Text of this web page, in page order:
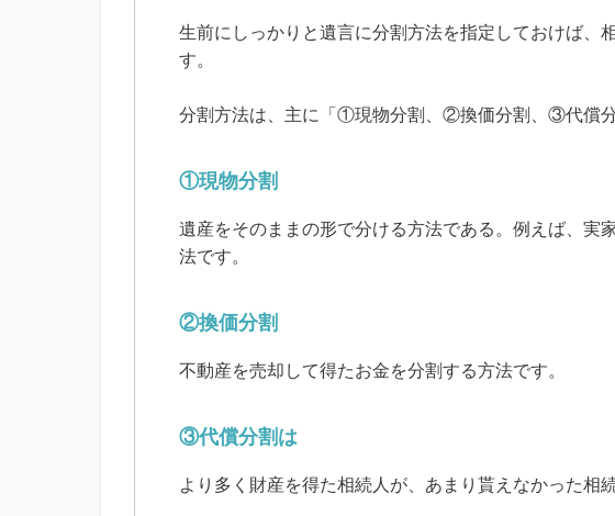
生前にしっかりと遺言に分割方法を指定しておけば、
す。
分割方法は、主に「①現物分割、②換価分割、③代償
①現物分割
遺産をそのままの形で分ける方法である。例えば、実
法です。
②換価分割
不動産を売却して得たお金を分割する方法です。
③代償分割は
より多く財産を得た相続人が、あまり貰えなかった相